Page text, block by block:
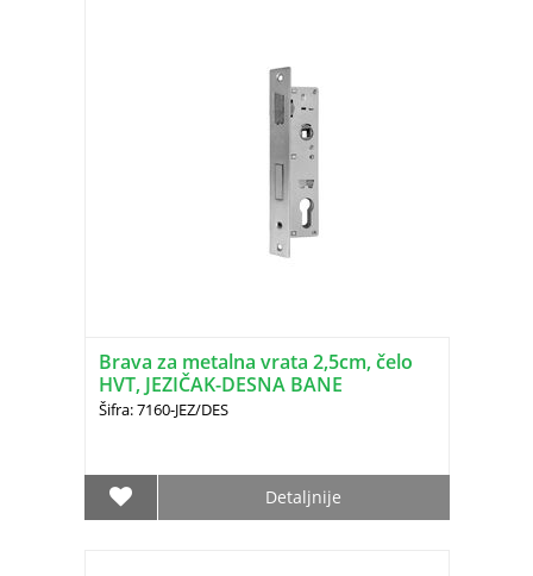
Brava za metalna vrata 2,5cm, čelo
HVT, JEZIČAK-DESNA BANE
(3342.22.101)
Šifra: 7160-JEZ/DES
Detaljnije